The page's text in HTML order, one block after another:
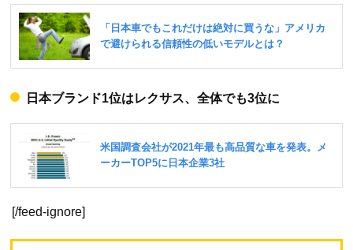
日本ブランド1位はレクサス、全体でも3位に
[/feed-ignore]